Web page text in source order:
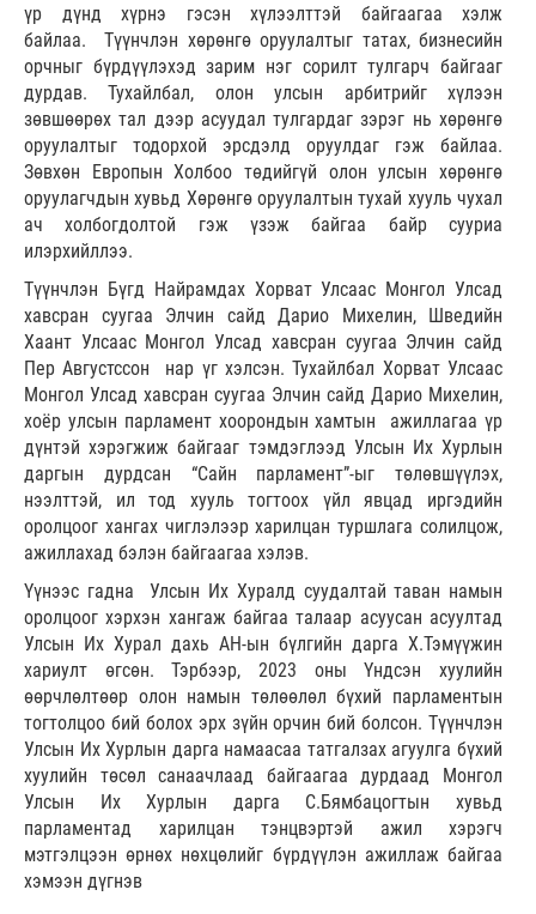
үр дүнд хүрнэ гэсэн хүлээлттэй байгаагаа хэлж
байлаа. Түүнчлэн хөрөнгө оруулалтыг татах, бизнесийн
орчныг бүрдүүлэхэд зарим нэг сорилт тулгарч байгааг
дурдав. Тухайлбал, олон улсын арбитрийг хүлээн
зөвшөөрөх тал дээр асуудал тулгардаг зэрэг нь хөрөнгө
оруулалтыг тодорхой эрсдэлд оруулдаг гэж байлаа.
Зөвхөн Европын Холбоо төдийгүй олон улсын хөрөнгө
оруулагчдын хувьд Хөрөнгө оруулалтын тухай хууль чухал
ач холбогдолтой гэж үзэж байгаа байр сууриа
илэрхийллээ.
Түүнчлэн Бүгд Найрамдах Хорват Улсаас Монгол Улсад
хавсран суугаа Элчин сайд Дарио Михелин, Шведийн
Хаант Улсаас Монгол Улсад хавсран суугаа Элчин сайд
Пер Августссон нар үг хэлсэн. Тухайлбал Хорват Улсаас
Монгол Улсад хавсран суугаа Элчин сайд Дарио Михелин,
хоёр улсын парламент хоорондын хамтын ажиллагаа үр
дүнтэй хэрэгжиж байгааг тэмдэглээд Улсын Их Хурлын
даргын дурдсан “Сайн парламент”-ыг төлөвшүүлэх,
нээлттэй, ил тод хууль тогтоох үйл явцад иргэдийн
оролцоог хангах чиглэлээр харилцан туршлага солилцож,
ажиллахад бэлэн байгаагаа хэлэв.
Үүнээс гадна Улсын Их Хуралд суудалтай таван намын
оролцоог хэрхэн хангаж байгаа талаар асуусан асуултад
Улсын Их Хурал дахь АН-ын бүлгийн дарга Х.Тэмүүжин
хариулт өгсөн. Тэрбээр, 2023 оны Үндсэн хуулийн
өөрчлөлтөөр олон намын төлөөлөл бүхий парламентын
тогтолцоо бий болох эрх зүйн орчин бий болсон. Түүнчлэн
Улсын Их Хурлын дарга намаасаа татгалзах агуулга бүхий
хуулийн төсөл санаачлаад байгаагаа дурдаад Монгол
Улсын Их Хурлын дарга С.Бямбацогтын хувьд
парламентад харилцан тэнцвэртэй ажил хэрэгч
мэтгэлцээн өрнөх нөхцөлийг бүрдүүлэн ажиллаж байгаа
хэмээн дүгнэв